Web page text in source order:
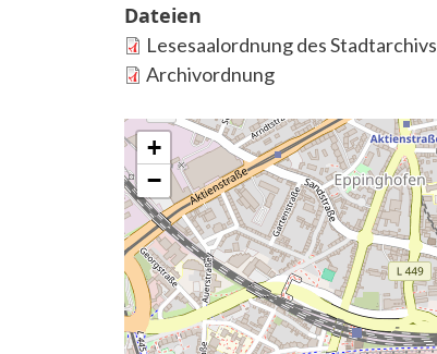
Dateien
Lesesaalordnung des Stadtarchivs
Archivordnung
+
−